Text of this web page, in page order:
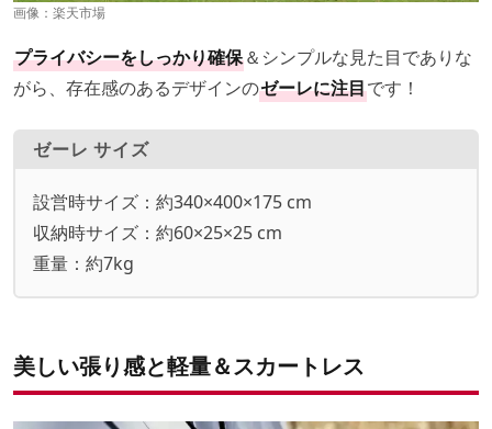
画像： 楽天市場
プライバシーをしっかり確保＆シンプルな見た目でありな
がら、存在感のあるデザインのゼーレに注目です！
ゼーレ サイズ
設営時サイズ：約340×400×175 cm
収納時サイズ：約60×25×25 cm
重量：約7kg
美しい張り感と軽量＆スカートレス